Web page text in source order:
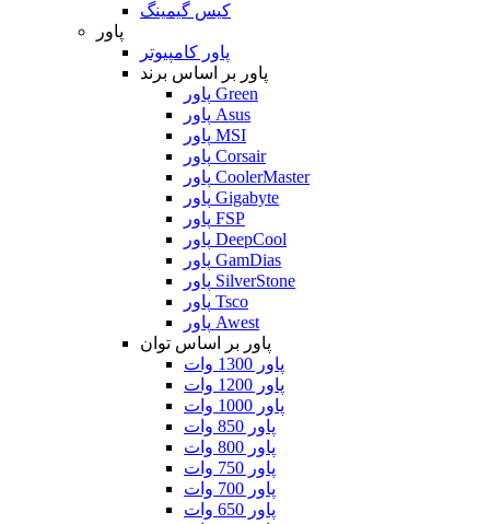
کیس گیمینگ
پاور
پاور کامپیوتر
پاور بر اساس برند
پاور Green
پاور Asus
پاور MSI
پاور Corsair
پاور CoolerMaster
پاور Gigabyte
پاور FSP
پاور DeepCool
پاور GamDias
پاور SilverStone
پاور Tsco
پاور Awest
پاور بر اساس توان
پاور 1300 وات
پاور 1200 وات
پاور 1000 وات
پاور 850 وات
پاور 800 وات
پاور 750 وات
پاور 700 وات
پاور 650 وات